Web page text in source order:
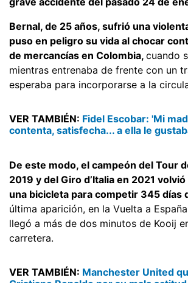
Bernal, de 25 años, sufrió una
puso en peligro su vida al chocar
de mercancías en Colombia, cuando
mientras entrenaba de frente con un
esperaba para incorporarse a la
VER TAMBIÉN: Fidel Escobar: 'Mi
contenta, satisfecha... a ella le
De este modo, el campeón del Tour
2019 y del Giro d’Italia en 2021
una bicicleta para competir 345 días
última aparición, en la Vuelta a
llegó a más de dos minutos de Kooij
carretera.
VER TAMBIÉN: Manchester United